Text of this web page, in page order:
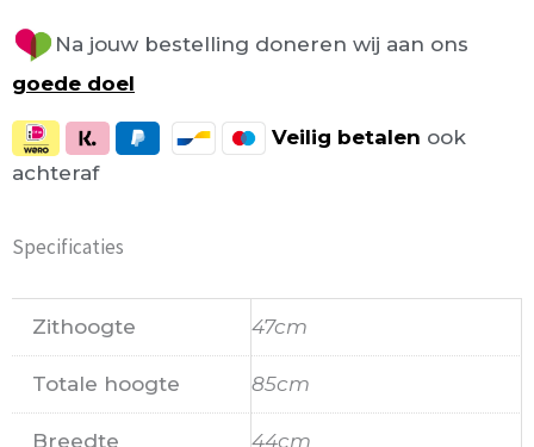
Na jouw bestelling doneren wij aan ons
goede doel
Veilig betalen ook
achteraf
Specificaties
Zithoogte 47cm
Totale hoogte 85cm
Breedte 44cm